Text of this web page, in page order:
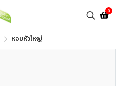
0
หอมหัวใหญ่